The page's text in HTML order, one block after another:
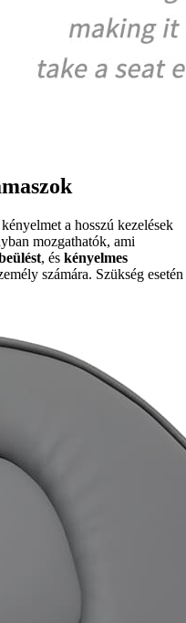
a hosszú kezelések
mozgathatók, ami
, éskényelmes
számára. Szükség esetén